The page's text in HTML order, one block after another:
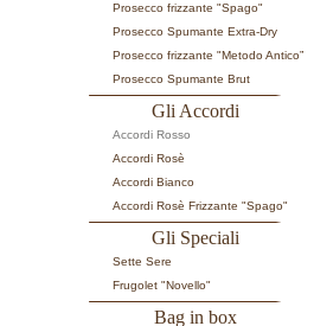
Prosecco frizzante "Spago"
Prosecco Spumante Extra-Dry
Prosecco frizzante "Metodo Antico”
Prosecco Spumante Brut
Gli Accordi
Accordi Rosso
Accordi Rosè
Accordi Bianco
Accordi Rosè Frizzante "Spago"
Gli Speciali
Sette Sere
Frugolet "Novello"
Bag in box